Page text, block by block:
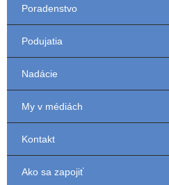
Poradenstvo
Podujatia
Nadácie
My v médiách
Kontakt
Ako sa zapojiť